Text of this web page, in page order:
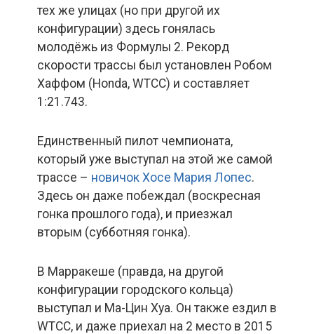
тех же улицах (но при другой их
конфигурации) здесь гонялась
молодёжь из Формулы 2. Рекорд
скорости трассы был установлен Робом
Хаффом (Honda, WTCC) и составляет
1:21.743.
Единственный пилот чемпионата,
который уже выступал на этой же самой
трассе – новичок Хосе Мария Лопес.
Здесь он даже побеждал (воскресная
гонка прошлого года), и приезжал
вторым (субботняя гонка).
В Марракеше (правда, на другой
конфигурации городского кольца)
выступал и Ма-Цин Хуа. Он также ездил в
WTCC, и даже приехал на 2 место в 2015